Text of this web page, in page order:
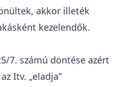
nyilvántartás
veszi figyelembe.
az
, amelyek
Törvénykönyv